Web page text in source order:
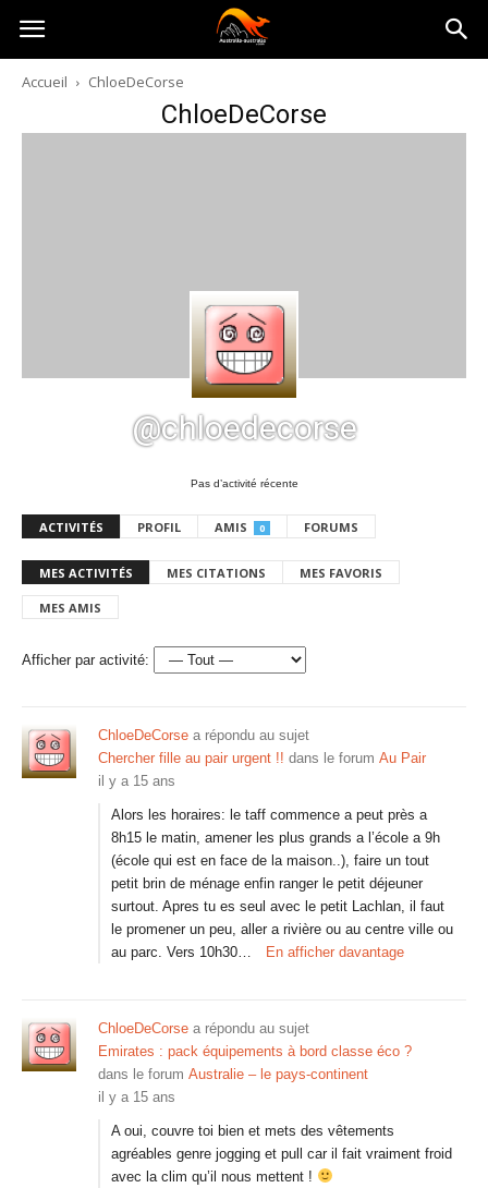
Australia-
australie.com
Accueil ChloeDeCorse
ChloeDeCorse
@chloedecorse
Pas d’activité récente
ACTIVITÉS PROFIL AMIS 0 FORUMS
MES ACTIVITÉS MES CITATIONS MES FAVORIS
MES AMIS
Afficher par activité:
ChloeDeCorse a répondu au sujet
Chercher fille au pair urgent !! dans le forum Au Pair
il y a 15 ans
Alors les horaires: le taff commence a peut près a
8h15 le matin, amener les plus grands a l’école a 9h
(école qui est en face de la maison..), faire un tout
petit brin de ménage enfin ranger le petit déjeuner
surtout. Apres tu es seul avec le petit Lachlan, il faut
le promener un peu, aller a rivière ou au centre ville ou
au parc. Vers 10h30…
En afficher davantage
ChloeDeCorse a répondu au sujet
Emirates : pack équipements à bord classe éco ?
dans le forum Australie – le pays-continent
il y a 15 ans
A oui, couvre toi bien et mets des vêtements
agréables genre jogging et pull car il fait vraiment froid
avec la clim qu’il nous mettent !